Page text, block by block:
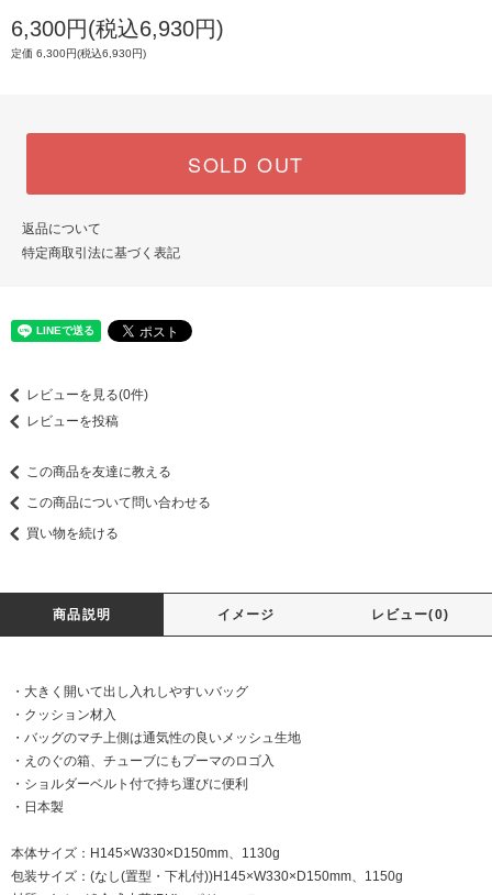
6,300円(税込6,930円)
定価 6,300円(税込6,930円)
SOLD OUT
返品について
特定商取引法に基づく表記
レビューを見る(0件)
レビューを投稿
この商品を友達に教える
この商品について問い合わせる
買い物を続ける
商品説明 イメージ レビュー(0)
・大きく開いて出し入れしやすいバッグ
・クッション材入
・バッグのマチ上側は通気性の良いメッシュ生地
・えのぐの箱、チューブにもプーマのロゴ入
・ショルダーベルト付で持ち運びに便利
・日本製
本体サイズ：H145×W330×D150mm、1130g
包装サイズ：(なし(置型・下札付))H145×W330×D150mm、1150g